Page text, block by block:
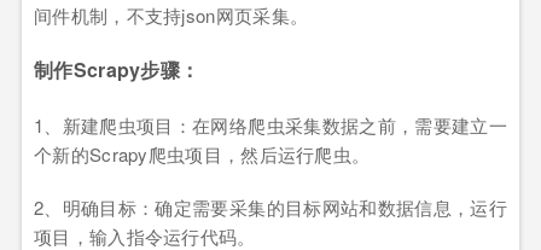
间件机制，不支持json网页采集。
制作Scrapy步骤：
1、新建爬虫项目：在网络爬虫采集数据之前，需要建立一
个新的Scrapy爬虫项目，然后运行爬虫。
2、明确目标：确定需要采集的目标网站和数据信息，运行
项目，输入指令运行代码。